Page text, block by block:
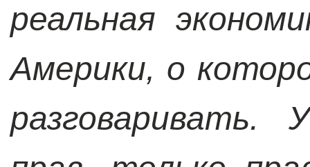
реальная
Америки, о